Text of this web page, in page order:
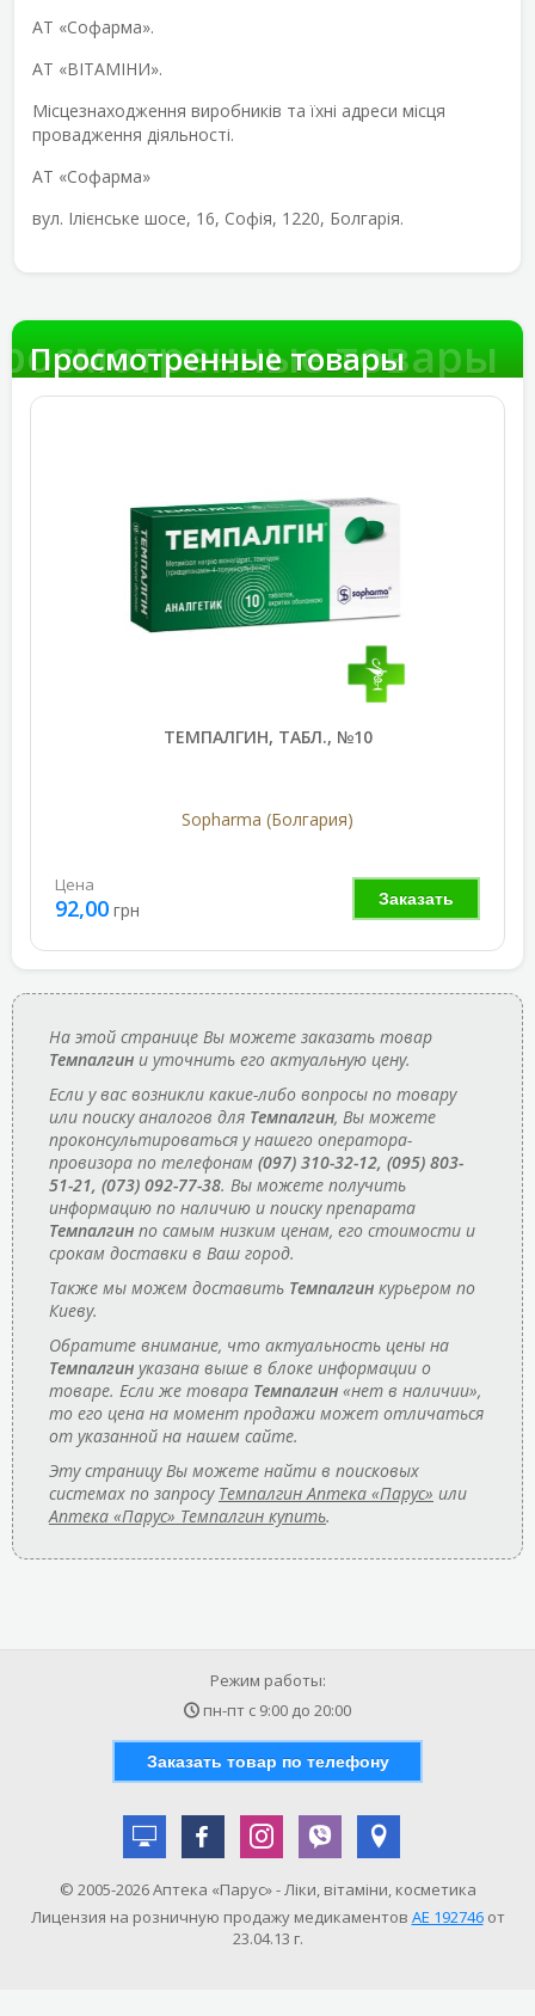
АТ «Софарма».
АТ «ВІТАМІНИ».
Місцезнаходження виробників та їхні адреси місця
провадження діяльності.
АТ «Софарма»
вул. Ілієнське шосе, 16, Софія, 1220, Болгарія.
товары
Просмотренные товары
ТЕМПАЛГИН, ТАБЛ., №10
Sopharma (Болгария)
Заказать
Цена
92,00 грн
На этой странице Вы можете заказать товар
Темпалгин и уточнить его актуальную цену.
Если у вас возникли какие-либо вопросы по товару
или поиску аналогов для Темпалгин, Вы можете
проконсультироваться у нашего оператора-
провизора по телефонам (097) 310-32-12, (095) 803-
51-21, (073) 092-77-38. Вы можете получить
информацию по наличию и поиску препарата
Темпалгин по самым низким ценам, его стоимости и
срокам доставки в Ваш город.
Также мы можем доставить Темпалгин курьером по
Киеву.
Обратите внимание, что актуальность цены на
Темпалгин указана выше в блоке информации о
товаре. Если же товара Темпалгин «нет в наличии»,
то его цена на момент продажи может отличаться
от указанной на нашем сайте.
Эту страницу Вы можете найти в поисковых
системах по запросу Темпалгин Аптека «Парус» или
Аптека «Парус» Темпалгин купить.
Режим работы:
пн-пт с 9:00 до 20:00
Заказать товар по телефону
© 2005-2026 Аптека «Парус» - Ліки, вітаміни, косметика
Лицензия на розничную продажу медикаментов АE 192746от
23.04.13 г.